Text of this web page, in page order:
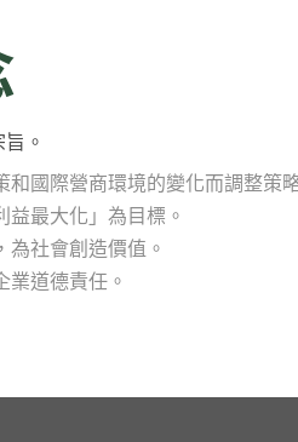
。
和國際營商環境的變化而調整策
益最大化」為目標。
社會創造價值。
業道德責任。